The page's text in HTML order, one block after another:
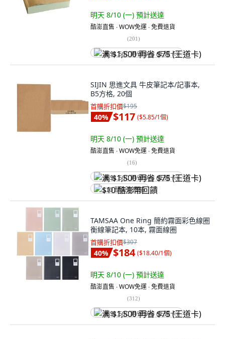
明天 8/10 (一) 預計送達
酷澎直售 ∙ WOW免運 ∙ 免費退貨
(201)
满 $1,500 再省 $75 (王道卡)
SIJIN 思進文具 牛皮筆記本/記事本,
B5方格, 20個
首購折扣價$195
40% $117 ($5.85/1個)
明天 8/10 (一) 預計送達
酷澎直售 ∙ WOW免運 ∙ 免費退貨
(16)
满 $1,500 再省 $75 (王道卡)
$10 酷澎幣回饋
TAMSAA One Ring 簡約霧面彩色線圈
衡線筆記本, 10本, 霧面線圈
首購折扣價$307
40% $184 ($18.40/1個)
明天 8/10 (一) 預計送達
酷澎直售 ∙ WOW免運 ∙ 免費退貨
(312)
满 $1,500 再省 $75 (王道卡)